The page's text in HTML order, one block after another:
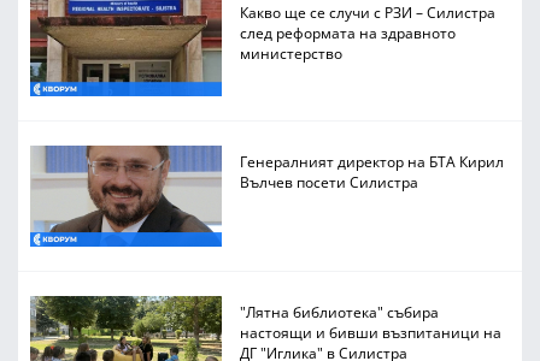
Какво ще се случи с РЗИ – Силистра
след реформата на здравното
министерство
Генералният директор на БТА Кирил
Вълчев посети Силистра
"Лятна библиотека" събира
настоящи и бивши възпитаници на
ДГ "Иглика" в Силистра